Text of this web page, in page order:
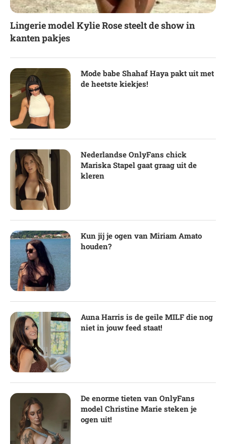
Lingerie model Kylie Rose steelt de show in
kanten pakjes
Mode babe Shahaf Haya pakt uit met
de heetste kiekjes!
Nederlandse OnlyFans chick
Mariska Stapel gaat graag uit de
kleren
Kun jij je ogen van Miriam Amato
houden?
Auna Harris is de geile MILF die nog
niet in jouw feed staat!
De enorme tieten van OnlyFans
model Christine Marie steken je
ogen uit!